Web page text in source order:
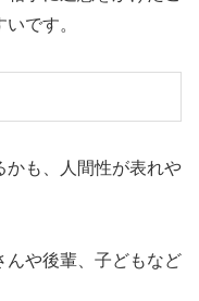
です。
かも、人間性が表れや
んや後輩、子どもなど